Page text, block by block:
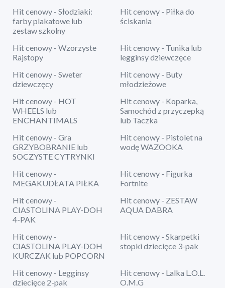
Hit cenowy - Słodziaki:
farby plakatowe lub
zestaw szkolny
Hit cenowy - Piłka do
ściskania
Hit cenowy - Wzorzyste
Rajstopy
Hit cenowy - Tunika lub
legginsy dziewczęce
Hit cenowy - Sweter
dziewczęcy
Hit cenowy - Buty
młodzieżowe
Hit cenowy - HOT
WHEELS lub
ENCHANTIMALS
Hit cenowy - Koparka,
Samochód z przyczepką
lub Taczka
Hit cenowy - Gra
GRZYBOBRANIE lub
SOCZYSTE CYTRYNKI
Hit cenowy - Pistolet na
wodę WAZOOKA
Hit cenowy -
MEGAKUDŁATA PIŁKA
Hit cenowy - Figurka
Fortnite
Hit cenowy -
CIASTOLINA PLAY-DOH
4-PAK
Hit cenowy - ZESTAW
AQUA DABRA
Hit cenowy -
CIASTOLINA PLAY-DOH
KURCZAK lub POPCORN
Hit cenowy - Skarpetki
stopki dziecięce 3-pak
Hit cenowy - Legginsy
dziecięce 2-pak
Hit cenowy - Lalka L.O.L.
O.M.G